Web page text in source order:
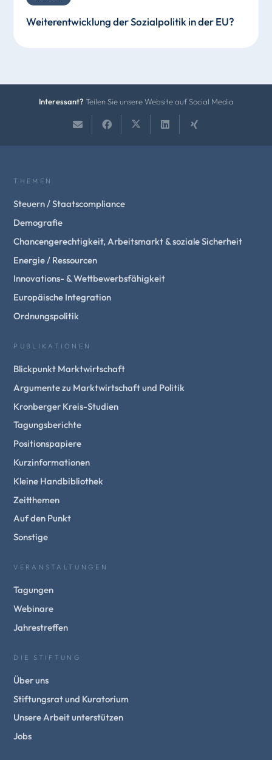
Weiterentwicklung der Sozialpolitik in der EU?
Interessant? Teilen Sie unsere Website auf Social Media
THEMEN
Steuern / Staatscompliance
Demografie
Chancengerechtigkeit, Arbeitsmarkt & soziale Sicherheit
Energie / Ressourcen
Innovations- & Wettbewerbsfähigkeit
Europäische Integration
Ordnungspolitik
PUBLIKATIONEN
Blickpunkt Marktwirtschaft
Argumente zu Marktwirtschaft und Politik
Kronberger Kreis-Studien
Tagungsberichte
Positionspapiere
Kurzinformationen
Kleine Handbibliothek
Zeitthemen
Auf den Punkt
Sonstige
VERANSTALTUNGEN
Tagungen
Webinare
Jahrestreffen
DIE STIFTUNG
Über uns
Stiftungsrat und Kuratorium
Unsere Arbeit unterstützen
Jobs